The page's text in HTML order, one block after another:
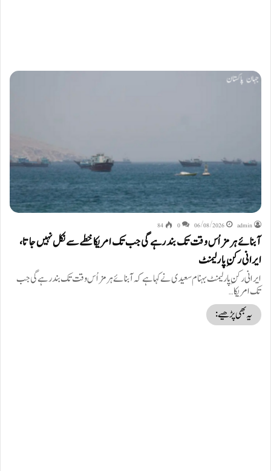
admin
06/08/2026
0
84
آبنائے ہرمز اُس وقت تک بند رہے گی جب تک امریکا خطے سے نکل نہیں جاتا،
ایرانی رکنِ پارلیمنٹ
ایرانی رکنِ پارلیمنٹ بہنام سعیدی نے کہا ہے کہ آبنائے ہرمز اُس وقت تک بند رہے گی جب
تک امریکا…
یہ بھی پڑھیے: